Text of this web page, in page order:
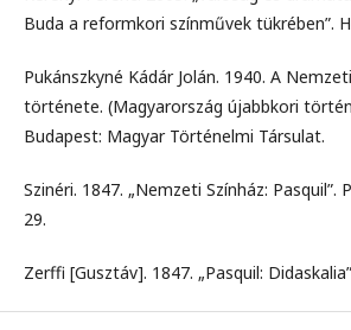
Buda a reformkori színművek tükrében”.
Pukánszkyné Kádár Jolán. 1940. A
története. (Magyarország újabbkori
Budapest: Magyar Történelmi Társulat.
Szinéri. 1847. „Nemzeti Színház: Pasquil”.
29.
Zerffi [Gusztáv]. 1847. „Pasquil: